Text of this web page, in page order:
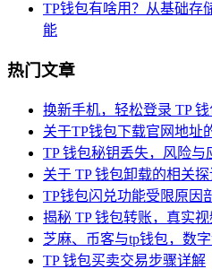
TP钱包有啥用？从基础存
能
热门文章
换新手机，轻松登录 TP
关于TP钱包下载官网地址
TP 钱包秘钥丢失，风险与
关于 TP 钱包卸载的相关
TP钱包闪兑功能受限原因
揭秘 TP 钱包转账，真实
芝麻、币客与tp钱包，数
TP 钱包买卖交易步骤详解